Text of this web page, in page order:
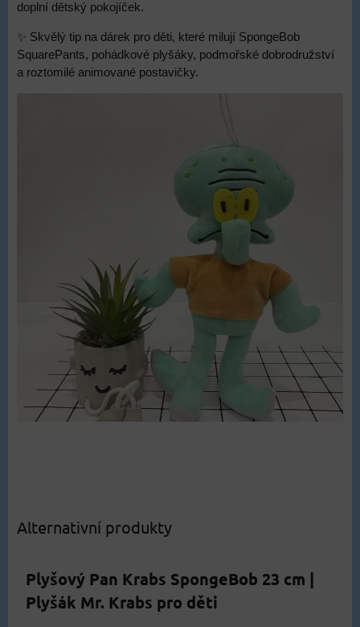
doplní dětský pokojíček.
✨ Skvělý tip na dárek pro děti, které milují SpongeBob
SquarePants, pohádkové plyšáky, podmořské dobrodružství
a roztomilé animované postavičky.
Alternativní produkty
Plyšový Pan Krabs SpongeBob 23 cm |
Plyšák Mr. Krabs pro děti